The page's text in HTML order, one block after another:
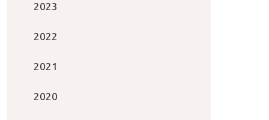
2023
2022
2021
2020